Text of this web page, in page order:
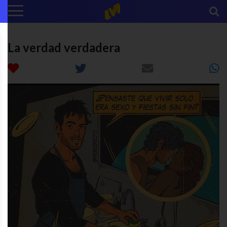
La verdad verdadera